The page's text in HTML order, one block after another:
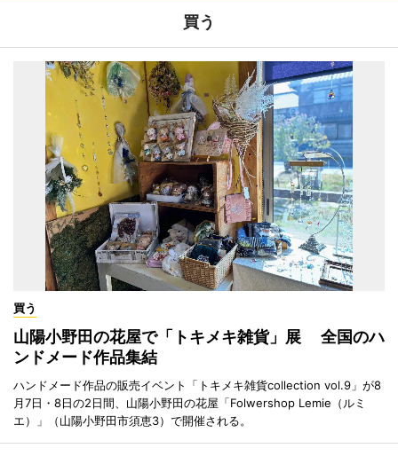
買う
買う
山陽小野田の花屋で「トキメキ雑貨」展 全国のハ
ンドメード作品集結
ハンドメード作品の販売イベント「トキメキ雑貨collection vol.9」が8
月7日・8日の2日間、山陽小野田の花屋「Folwershop Lemie（ルミ
エ）」（山陽小野田市須恵3）で開催される。